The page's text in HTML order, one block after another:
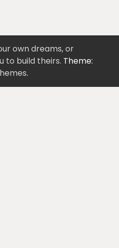
own dreams, or
to build theirs. Theme:
.